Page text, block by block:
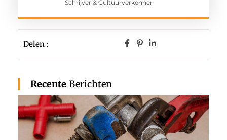
Schrijver & Cultuurverkenner
Delen :
Recente Berichten